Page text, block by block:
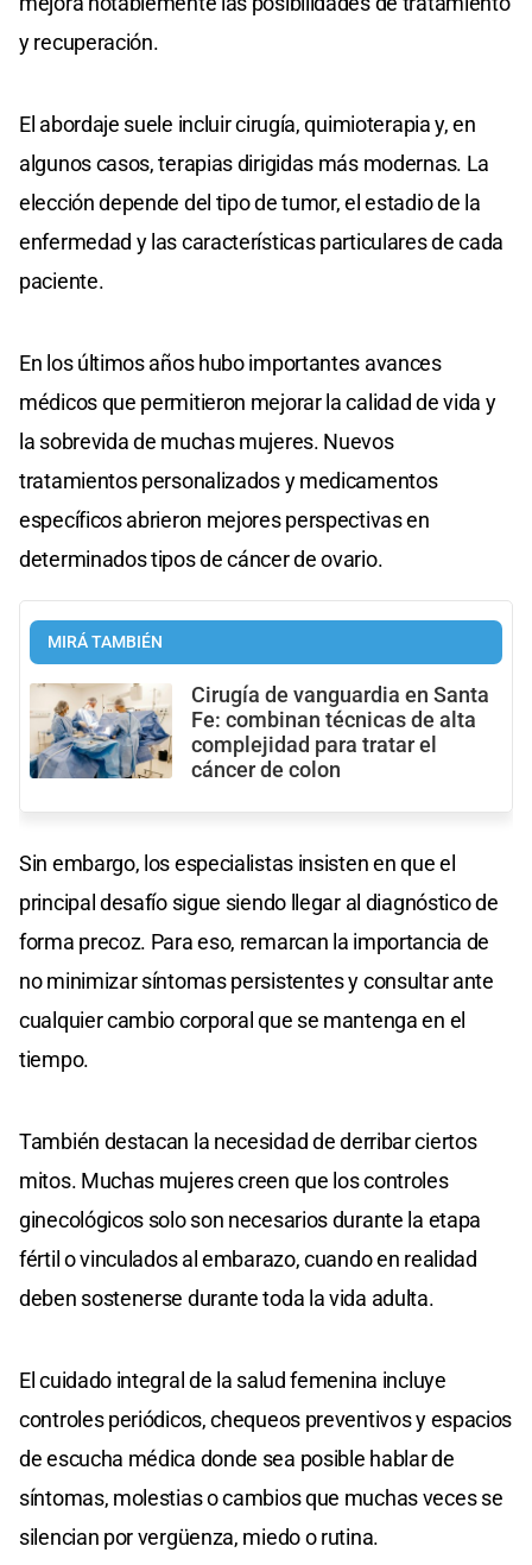
y recuperación.
El abordaje suele incluir cirugía, quimioterapia y, en
algunos casos, terapias dirigidas más modernas. La
elección depende del tipo de tumor, el estadio de la
enfermedad y las características particulares de cada
paciente.
En los últimos años hubo importantes avances
médicos que permitieron mejorar la calidad de vida y
la sobrevida de muchas mujeres. Nuevos
tratamientos personalizados y medicamentos
específicos abrieron mejores perspectivas en
determinados tipos de cáncer de ovario.
MIRÁ TAMBIÉN
Cirugía de vanguardia en Santa
Fe: combinan técnicas de alta
complejidad para tratar el
cáncer de colon
Sin embargo, los especialistas insisten en que el
principal desafío sigue siendo llegar al diagnóstico de
forma precoz. Para eso, remarcan la importancia de
no minimizar síntomas persistentes y consultar ante
cualquier cambio corporal que se mantenga en el
tiempo.
También destacan la necesidad de derribar ciertos
mitos. Muchas mujeres creen que los controles
ginecológicos solo son necesarios durante la etapa
fértil o vinculados al embarazo, cuando en realidad
deben sostenerse durante toda la vida adulta.
El cuidado integral de la salud femenina incluye
controles periódicos, chequeos preventivos y espacios
de escucha médica donde sea posible hablar de
síntomas, molestias o cambios que muchas veces se
silencian por vergüenza, miedo o rutina.